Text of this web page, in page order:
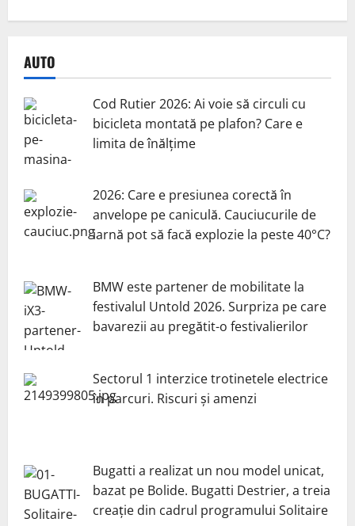
AUTO
Cod Rutier 2026: Ai voie să circuli cu
bicicleta montată pe plafon? Care e
limita de înălțime
2026: Care e presiunea corectă în
anvelope pe caniculă. Cauciucurile de
iarnă pot să facă explozie la peste 40°C?
BMW este partener de mobilitate la
festivalul Untold 2026. Surpriza pe care
bavarezii au pregătit-o festivalierilor
Sectorul 1 interzice trotinetele electrice
în parcuri. Riscuri și amenzi
Bugatti a realizat un nou model unicat,
bazat pe Bolide. Bugatti Destrier, a treia
creație din cadrul programului Solitaire